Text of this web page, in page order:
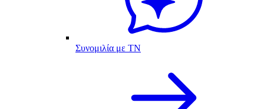
Συνομιλία με ΤΝ